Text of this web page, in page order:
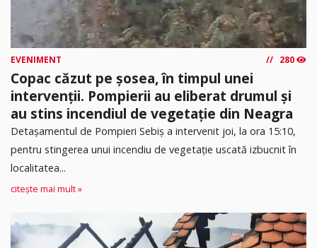
EVENIMENT 280
Copac căzut pe șosea, în timpul unei
intervenții. Pompierii au eliberat drumul și
au stins incendiul de vegetație din Neagra
Detașamentul de Pompieri Sebiș a intervenit joi, la ora 15:10,
pentru stingerea unui incendiu de vegetație uscată izbucnit în
localitatea...
citește mai mult »